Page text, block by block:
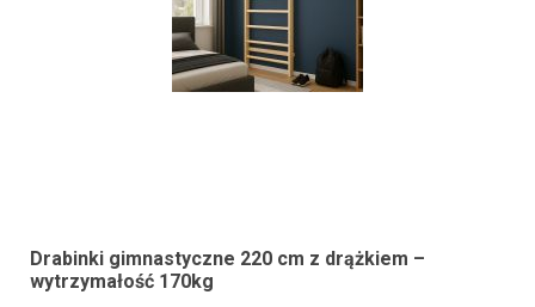
Drabinki gimnastyczne 220 cm z drążkiem –
wytrzymałość 170kg